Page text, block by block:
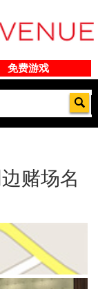
免费游戏
赌场名